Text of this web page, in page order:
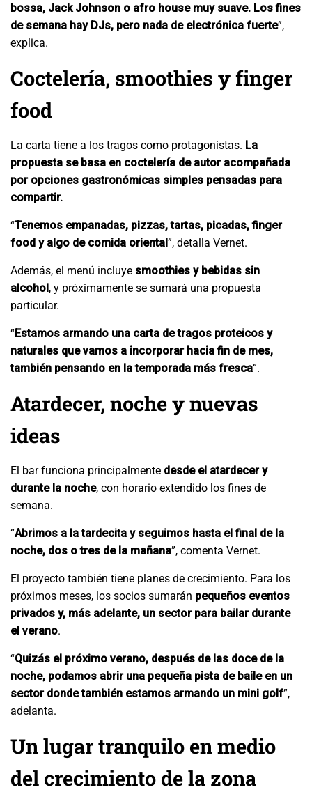
bossa, Jack Johnson o afro house muy suave. Los fines
de semana hay DJs, pero nada de electrónica fuerte”,
explica.
Coctelería, smoothies y finger
food
La carta tiene a los tragos como protagonistas. La
propuesta se basa en coctelería de autor acompañada
por opciones gastronómicas simples pensadas para
compartir.
“Tenemos empanadas, pizzas, tartas, picadas, finger
food y algo de comida oriental”, detalla Vernet.
Además, el menú incluye smoothies y bebidas sin
alcohol, y próximamente se sumará una propuesta
particular.
“Estamos armando una carta de tragos proteicos y
naturales que vamos a incorporar hacia fin de mes,
también pensando en la temporada más fresca”.
Atardecer, noche y nuevas
ideas
El bar funciona principalmente desde el atardecer y
durante la noche, con horario extendido los fines de
semana.
“Abrimos a la tardecita y seguimos hasta el final de la
noche, dos o tres de la mañana”, comenta Vernet.
El proyecto también tiene planes de crecimiento. Para los
próximos meses, los socios sumarán pequeños eventos
privados y, más adelante, un sector para bailar durante
el verano.
“Quizás el próximo verano, después de las doce de la
noche, podamos abrir una pequeña pista de baile en un
sector donde también estamos armando un mini golf”,
adelanta.
Un lugar tranquilo en medio
del crecimiento de la zona